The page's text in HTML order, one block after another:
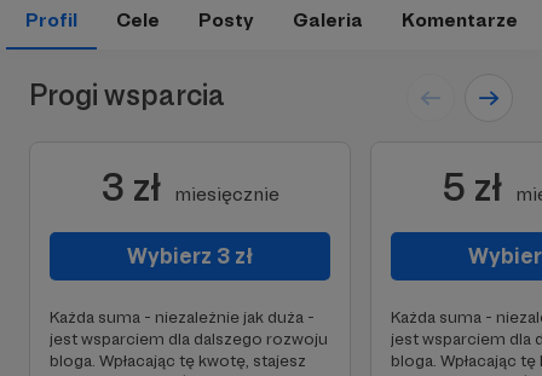
Profil Cele Posty Galeria Komentarze
Progi wsparcia
3 zł miesięcznie
Wybierz 3 zł
Każda suma - niezależnie jak duża -
jest wsparciem dla dalszego rozwoju
bloga. Wpłacając tę kwotę, stajesz
5 zł
Każda suma -
jest wsparciem dla
bloga. Wpłacając